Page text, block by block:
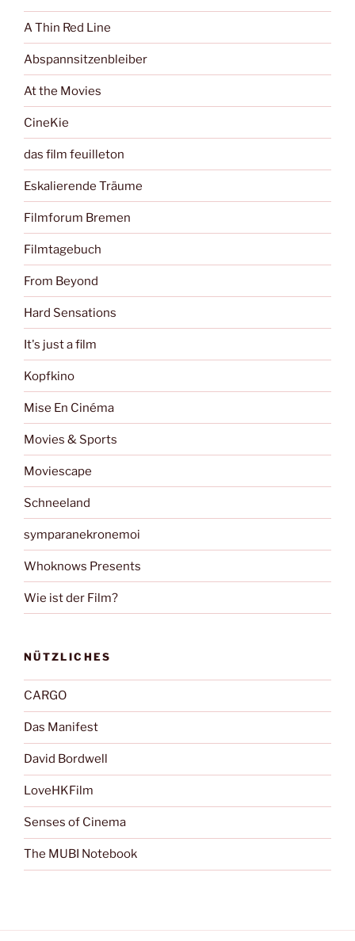
A Thin Red Line
Abspannsitzenbleiber
At the Movies
CineKie
das film feuilleton
Eskalierende Träume
Filmforum Bremen
Filmtagebuch
From Beyond
Hard Sensations
It's just a film
Kopfkino
Mise En Cinéma
Movies & Sports
Moviescape
Schneeland
symparanekronemoi
Whoknows Presents
Wie ist der Film?
NÜTZLICHES
CARGO
Das Manifest
David Bordwell
LoveHKFilm
Senses of Cinema
The MUBI Notebook